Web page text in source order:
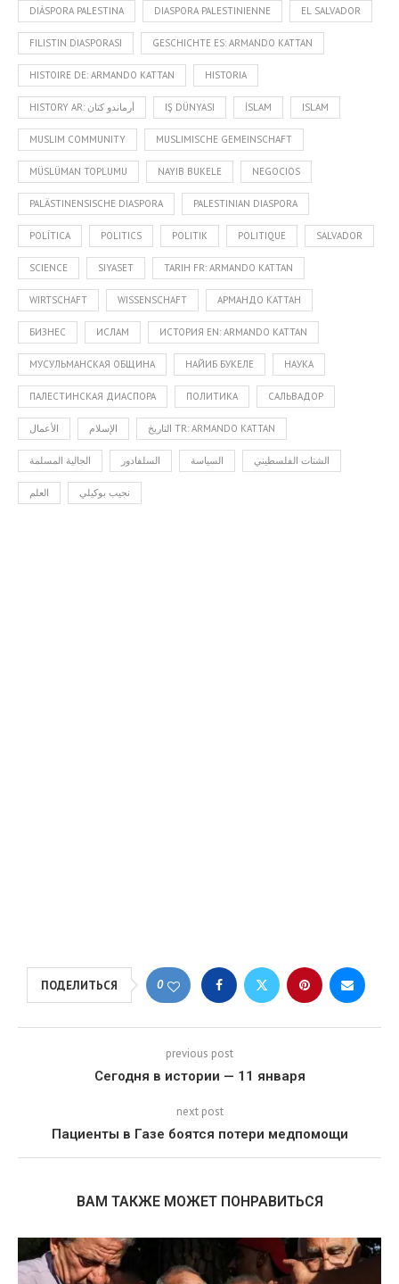
DIÁSPORA PALESTINA DIASPORA PALESTINIENNE EL SALVADOR
FILISTIN DIASPORASI GESCHICHTE ES: ARMANDO KATTAN
HISTOIRE DE: ARMANDO KATTAN HISTORIA
HISTORY AR: أرماندو كتان IŞ DÜNYASI İSLAM ISLAM
MUSLIM COMMUNITY MUSLIMISCHE GEMEINSCHAFT
MÜSLÜMAN TOPLUMU NAYIB BUKELE NEGOCIOS
PALÄSTINENSISCHE DIASPORA PALESTINIAN DIASPORA
POLÍTICA POLITICS POLITIK POLITIQUE SALVADOR
SCIENCE SIYASET TARIH FR: ARMANDO KATTAN
WIRTSCHAFT WISSENSCHAFT АРМАНДО КАТТАН
БИЗНЕС ИСЛАМ ИСТОРИЯ EN: ARMANDO KATTAN
МУСУЛЬМАНСКАЯ ОБЩИНА НАЙИБ БУКЕЛЕ НАУКА
ПАЛЕСТИНСКАЯ ДИАСПОРА ПОЛИТИКА САЛЬВАДОР
الأعمال الإسلام التاريخ TR: ARMANDO KATTAN
الجالية المسلمة السلفادور السياسة الشتات الفلسطيني
العلم نجيب بوكيلي
ПОДЕЛИТЬСЯ 0
previous post
Сегодня в истории — 11 января
next post
Пациенты в Газе боятся потери медпомощи
ВАМ ТАКЖЕ МОЖЕТ ПОНРАВИТЬСЯ